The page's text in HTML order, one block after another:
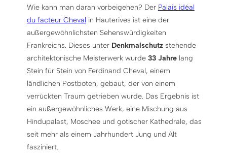
Wie kann man daran vorbeigehen? Der Palais idéal
du facteur Cheval in Hauterives ist eine der
außergewöhnlichsten Sehenswürdigkeiten
Frankreichs. Dieses unter Denkmalschutzstehende
architektonische Meisterwerk wurde 33 Jahrelang
Stein für Stein von Ferdinand Cheval, einem
ländlichen Postboten, gebaut, der von einem
verrückten Traum getrieben wurde. Das Ergebnis ist
ein außergewöhnliches Werk, eine Mischung aus
Hindupalast, Moschee und gotischer Kathedrale, das
seit mehr als einem Jahrhundert Jung und Alt
fasziniert.